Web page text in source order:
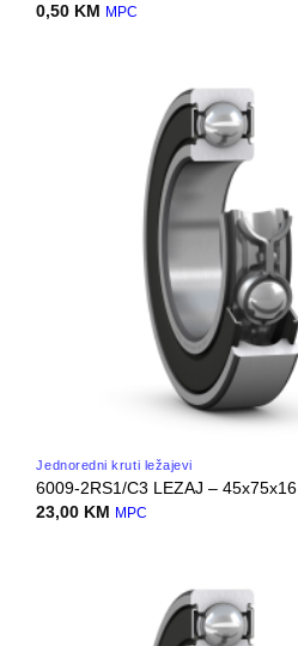
0,50 KM MPC
Jednoredni kruti ležajevi
6009-2RS1/C3 LEZAJ – 45x75x16
23,00 KM MPC